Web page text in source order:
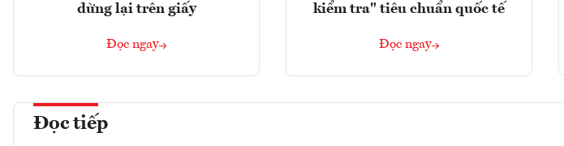
dừng lại trên giấy
Đọc ngay
kiểm tra" tiêu chuẩn quốc tế
Đọc ngay
Đọc tiếp